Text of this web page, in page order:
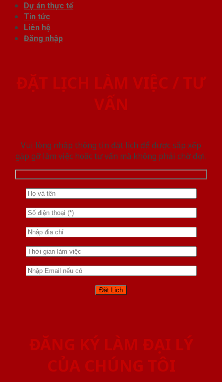
Dự án thực tế
Tin tức
Liên hệ
Đăng nhập
ĐẶT LỊCH LÀM VIỆC / TƯ
VẤN
Vui lòng nhập thông tin đặt lịch để được sắp xếp
gặp gỡ làm việc hoăc tư vấn mà không phải chờ đợi.
ĐĂNG KÝ LÀM ĐẠI LÝ
CỦA CHÚNG TÔI